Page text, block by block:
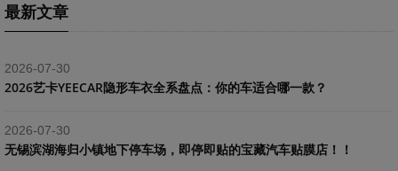
最新文章
2026-07-30
2026艺卡YEECAR隐形车衣全系盘点：你的车适合哪一款？
2026-07-30
​无锡滨湖海归小镇地下停车场，即停即贴的宝藏汽车贴膜店！！